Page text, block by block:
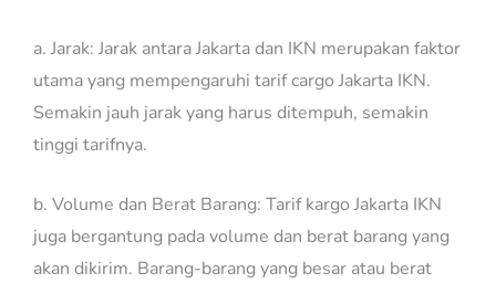
a. Jarak: Jarak antara Jakarta dan IKN merupakan faktor
utama yang mempengaruhi tarif cargo Jakarta IKN.
Semakin jauh jarak yang harus ditempuh, semakin
tinggi tarifnya.
b. Volume dan Berat Barang: Tarif kargo Jakarta IKN
juga bergantung pada volume dan berat barang yang
akan dikirim. Barang-barang yang besar atau berat